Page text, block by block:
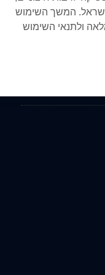
המשך השימוש
ולתנאי השימוש